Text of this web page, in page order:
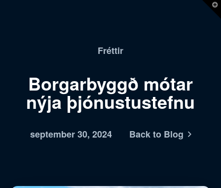
Fréttir
Borgarbyggð mótar
nýja þjónustustefnu
september 30, 2024 Back to Blog